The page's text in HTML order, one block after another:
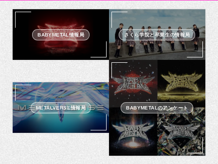
BABYMETAL情報局 さくら学院と卒業生の情報局
METALVERSE情報局 BABYMETALのアンケート